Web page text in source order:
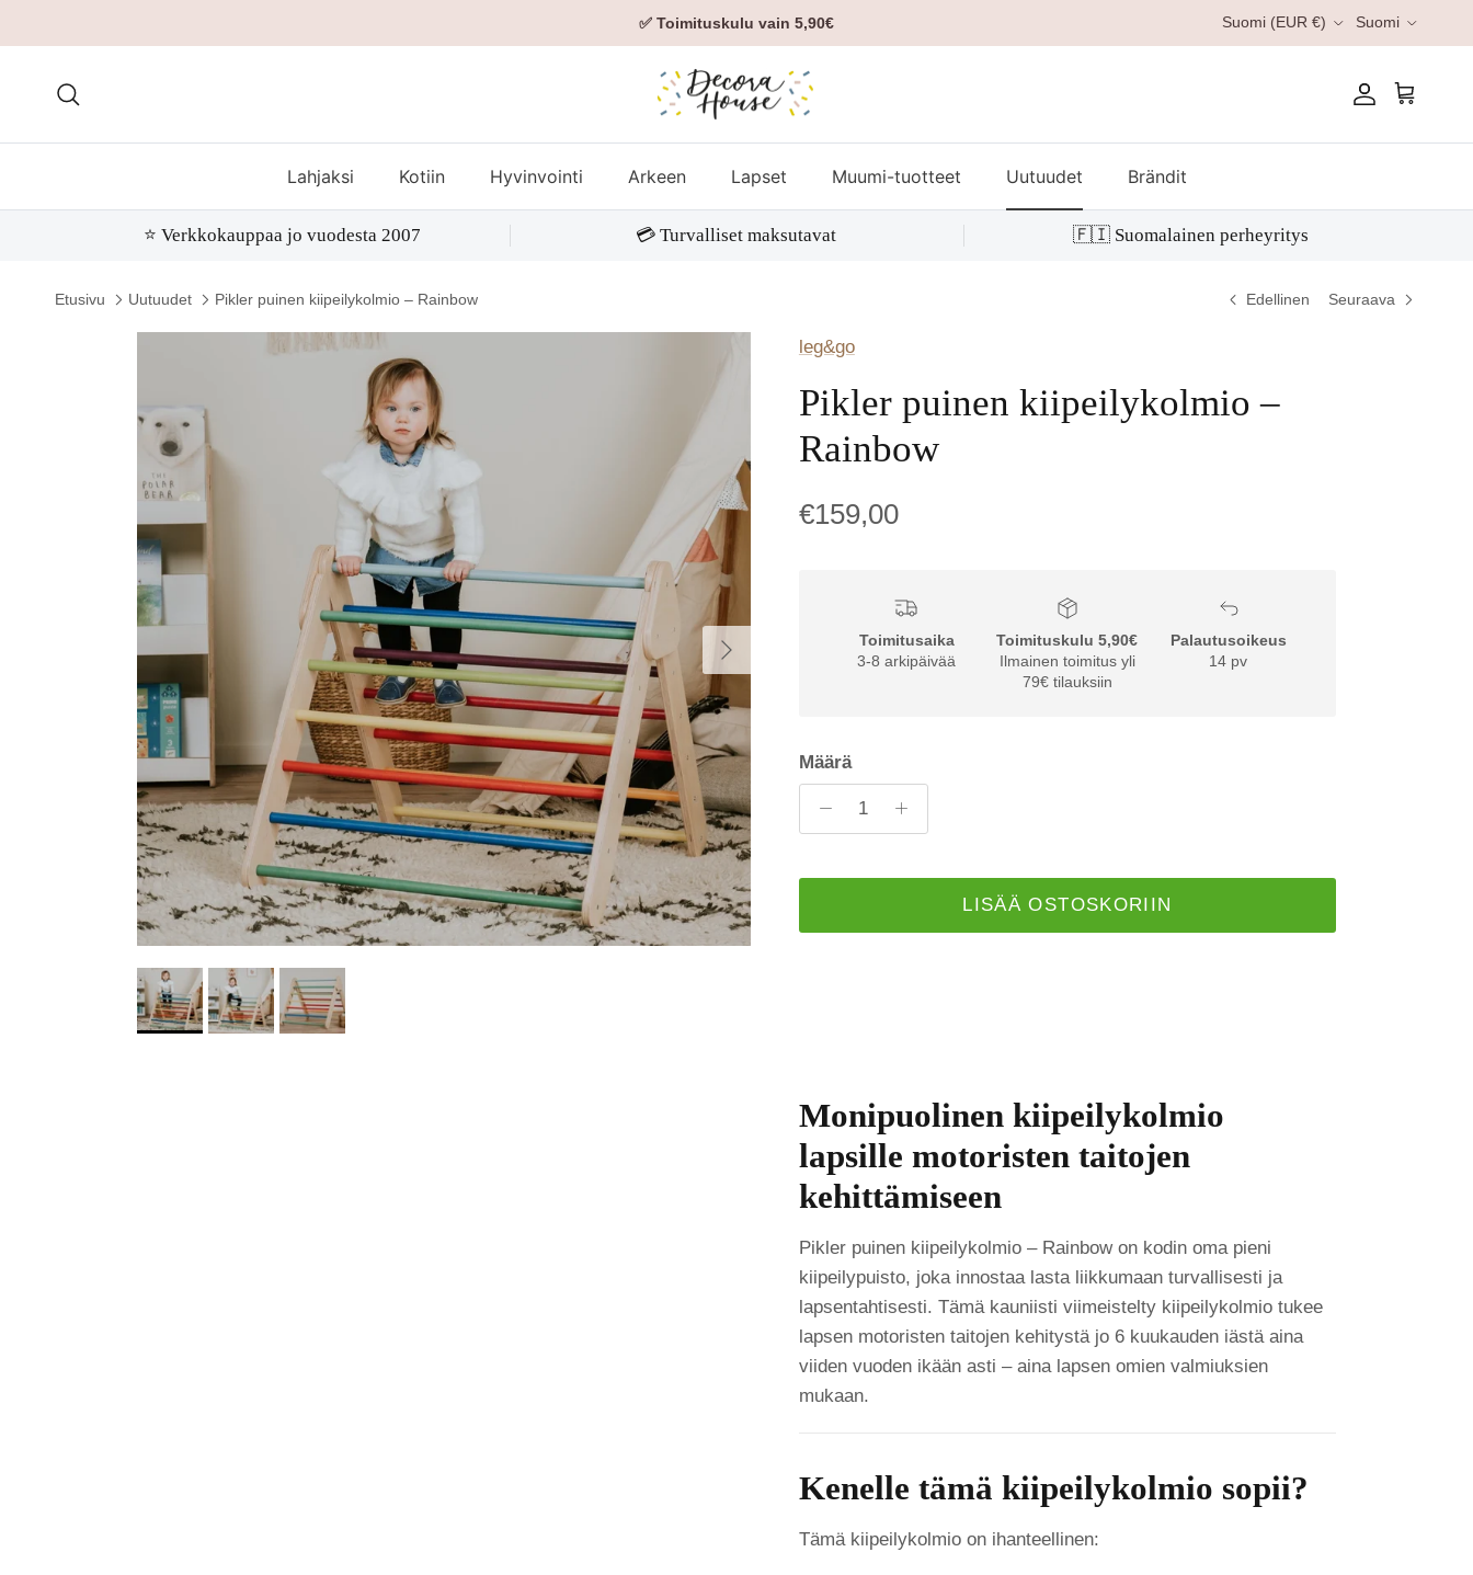
✅ Toimituskulu vain 5,90€ Suomi (EUR €) Suomi
Tili Ostoskori
Lahjaksi Kotiin Hyvinvointi Arkeen Lapset Muumi-tuotteet Uutuudet Brändit
⭐️ Verkkokauppaa jo vuodesta 2007 💳 Turvalliset maksutavat 🇫🇮 Suomalainen perheyritys
Etusivu Uutuudet Pikler puinen kiipeilykolmio – Rainbow Edellinen Seuraava
Seuraava
leg&go
Pikler puinen kiipeilykolmio –
Rainbow
€159,00
Toimitusaika
3-8 arkipäivää
Toimituskulu 5,90€
Ilmainen toimitus yli
79€ tilauksiin
Palautusoikeus
14 pv
Määrä
LISÄÄ OSTOSKORIIN
Monipuolinen kiipeilykolmio
lapsille motoristen taitojen
kehittämiseen
Pikler puinen kiipeilykolmio – Rainbow on kodin oma pieni
kiipeilypuisto, joka innostaa lasta liikkumaan turvallisesti ja
lapsentahtisesti. Tämä kauniisti viimeistelty kiipeilykolmio tukee
lapsen motoristen taitojen kehitystä jo 6 kuukauden iästä aina
viiden vuoden ikään asti – aina lapsen omien valmiuksien
mukaan.
Kenelle tämä kiipeilykolmio sopii?
Tämä kiipeilykolmio on ihanteellinen: